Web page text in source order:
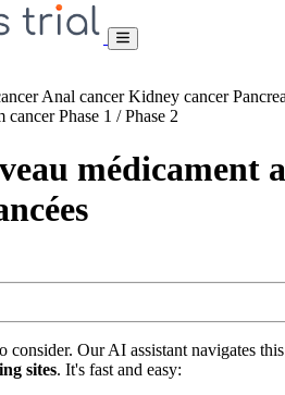
Anal cancerKidney cancer
cancerPhase 1 / Phase 2
médicament
consider. Our AI assistant navigates
sites. It's fast and easy: